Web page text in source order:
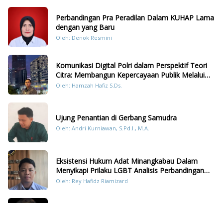
Perbandingan Pra Peradilan Dalam KUHAP Lama
dengan yang Baru
Oleh: Denok Resmini
Komunikasi Digital Polri dalam Perspektif Teori
Citra: Membangun Kepercayaan Publik Melalui
Konten Humanis Kesiapsiagaan Bencana di
Oleh: Hamzah Hafiz S.Ds.
Ujung Penantian di Gerbang Samudra
Oleh: Andri Kurniawan, S.Pd.I., M.A.
Eksistensi Hukum Adat Minangkabau Dalam
Menyikapi Prilaku LGBT Analisis Perbandingan
Dengan Hukum Pidana
Oleh: Rey Hafidz Riamizard